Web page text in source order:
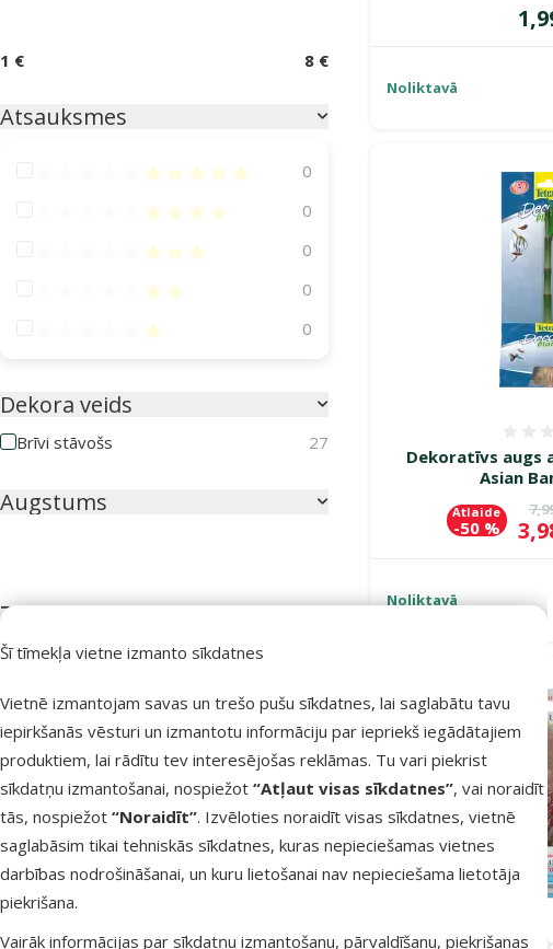
Šī tīmekļa vietne izmanto sīkdatnes
Vietnē izmantojam savas un trešo pušu sīkdatnes, lai saglabātu tavu
iepirkšanās vēsturi un izmantotu informāciju par iepriekš iegādātajiem
produktiem, lai rādītu tev interesējošas reklāmas. Tu vari piekrist
sīkdatņu izmantošanai, nospiežot “Atļaut visas sīkdatnes”, vai noraidīt
tās, nospiežot “Noraidīt”. Izvēloties noraidīt visas sīkdatnes, vietnē
saglabāsim tikai tehniskās sīkdatnes, kuras nepieciešamas vietnes
darbības nodrošināšanai, un kuru lietošanai nav nepieciešama lietotāja
piekrišana.
Vairāk informācijas par sīkdatņu izmantošanu, pārvaldīšanu, piekrišanas
1 € 8 €
Atsauksmes
Atsauksmes 100%
0
Atsauksmes 80%
0
Atsauksmes 60%
0
Atsauksmes 40%
0
Atsauksmes 20%
0
Dekora veids
Brīvi stāvošs 27
Augstums
7cm 42cm
Īpašie piedāvājumi
Mēneša lielā akcija 8
Noliktavā
Dekoratīvs augs
Asian
Atlaide
-50 %
Noliktavā